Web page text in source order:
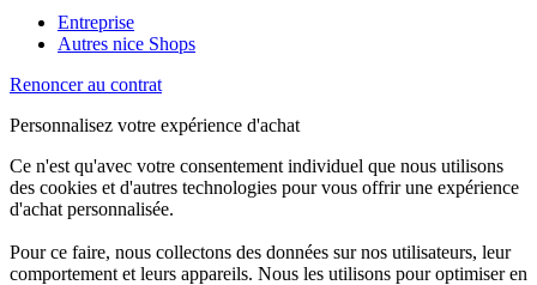
Entreprise
Autres nice Shops
Renoncer au contrat
Personnalisez votre expérience d'achat
Ce n'est qu'avec votre consentement individuel que nous utilisons
des cookies et d'autres technologies pour vous offrir une expérience
d'achat personnalisée.
Pour ce faire, nous collectons des données sur nos utilisateurs, leur
comportement et leurs appareils. Nous les utilisons pour optimiser en